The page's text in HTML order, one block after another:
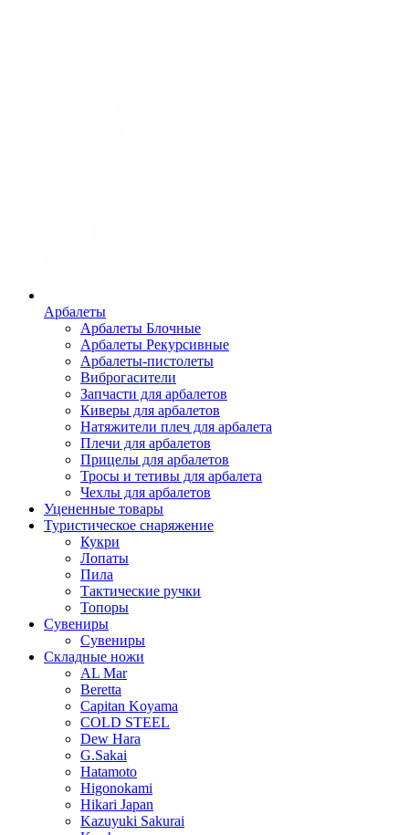
Арбалеты
Арбалеты Блочные
Арбалеты Рекурсивные
Арбалеты-пистолеты
Виброгасители
Запчасти для арбалетов
Киверы для арбалетов
Натяжители плеч для арбалета
Плечи для арбалетов
Прицелы для арбалетов
Тросы и тетивы для арбалета
Чехлы для арбалетов
Уцененные товары
Туристическое снаряжение
Кукри
Лопаты
Пила
Тактические ручки
Топоры
Сувениры
Сувениры
Складные ножи
AL Mar
Beretta
Capitan Koyama
COLD STEEL
Dew Hara
G.Sakai
Hatamoto
Higonokami
Hikari Japan
Kazuyuki Sakurai